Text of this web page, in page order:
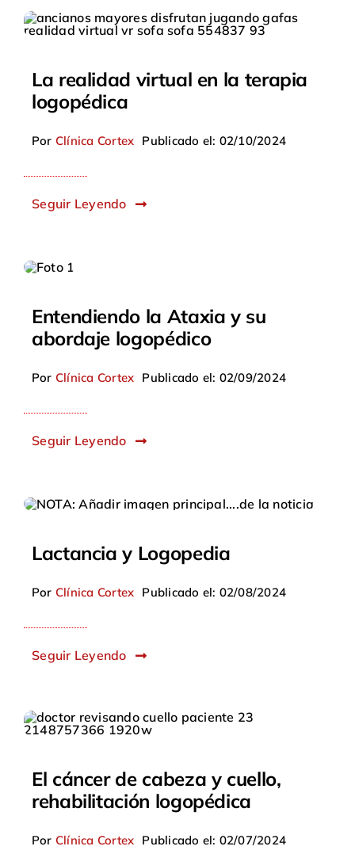
La realidad virtual en la terapia
logopédica
Por Clínica Cortex Publicado el: 02/10/2024
Seguir Leyendo
Entendiendo la Ataxia y su
abordaje logopédico
Por Clínica Cortex Publicado el: 02/09/2024
Seguir Leyendo
Lactancia y Logopedia
Por Clínica Cortex Publicado el: 02/08/2024
Seguir Leyendo
El cáncer de cabeza y cuello,
rehabilitación logopédica
Por Clínica Cortex Publicado el: 02/07/2024